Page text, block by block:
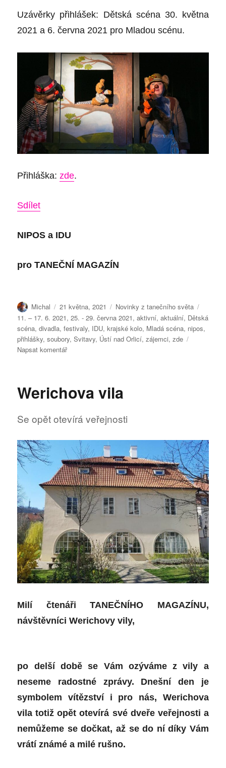
Uzávěrky přihlášek: Dětská scéna 30. května
2021 a 6. června 2021 pro Mladou scénu.
Přihláška:zde.
Sdílet
NIPOSa IDU
proTANEČNÍ MAGAZÍN
Autor:
Michal Publikováno:
21 května, 2021 Rubriky:
Novinky z tanečního světa
11. – 17. 6. 2021,25. - 29. června 2021,aktivní,aktuální, Dětská
scéna,divadla,festivaly, IDU,krajské kolo, Mladá scéna, nipos,
přihlášky,soubory,Svitavy, Ústí nad Orlicí,zájemci,zde
Napsat komentářpro
Výzva
od
„Dětská
Mladá
scéna
2021
Werichova vila
Se opět otevírá veřejnosti
Milí čtenáři TANEČNÍHO MAGAZÍNU,
návštěvníciWerichovy vily,
po delší době se Vám ozýváme z vily a
neseme radostné zprávy. Dnešní den je
symbolem vítězství i pro nás, Werichova
vila totiž opět otevírá své dveře veřejnosti a
nemůžeme se dočkat, až se do ní díky Vám
vrátí známé a milé rušno.